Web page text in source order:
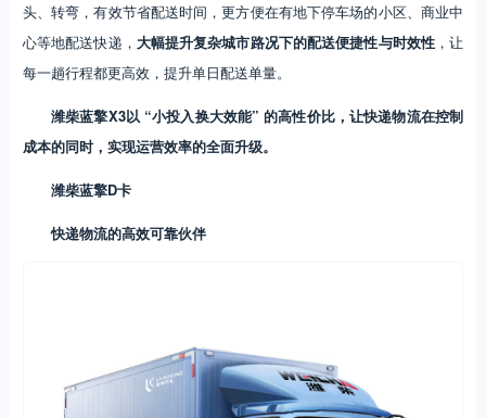
头、转弯，有效节省配送时间，更方便在有地下停车场的小区、商业中
心等地配送快递， 大幅提升复杂城市路况下的配送便捷性与时效性，让
每一趟行程都更高效，提升单日配送单量。
潍柴蓝擎X3以 “小投入换大效能” 的高性价比，让快递物流在控制
成本的同时，实现运营效率的全面升级。
潍柴蓝擎D卡
快递物流的高效可靠伙伴